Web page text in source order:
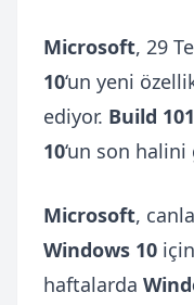
Microsoft, 29
10‘un yeni
ediyor. Build
10‘un son
Microsoft,
Windows 10
haftalarda